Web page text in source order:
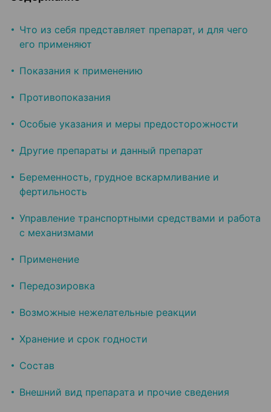
Что из себя представляет препарат, и для чего
его применяют
Показания к применению
Противопоказания
Особые указания и меры предосторожности
Другие препараты и данный препарат
Беременность, грудное вскармливание и
фертильность
Управление транспортными средствами и работа
с механизмами
Применение
Передозировка
Возможные нежелательные реакции
Хранение и срок годности
Состав
Внешний вид препарата и прочие сведения